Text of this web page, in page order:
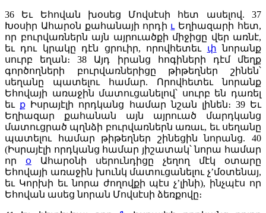
36 Եւ Եհովան խօսեց Մովսէսի հետ ասելով.37
Խօսիր Ահարօն քահանայի որդի ւ Եղիազարի հետ,
որ բուրվառներն այն այրուածքի միջիցը վեր առնէ,
եւ դու կրակը դէն ցրուիր, որովհետեւ փ նորանք
սուրբ եղան։38
Այդ իրանց հոգիների դէմ մեղք
գործողների բուրվառներիցը թիթեղներ շինեն՝
սեղանը պատելու համար. Որովհետեւ նորանք
Եհովայի առաջին մատուցանելով՝ սուրբ են դառել
եւ ք Իսրայէլի որդկանց համար նշան լինեն։ 39 Եւ
Եղիազար քահանան այն այրուած մարդկանց
մատուցրած պղնձի բուրվառներն առաւ, եւ սեղանը
պատելու համար թիթեղներ շինեցին նորանց. 40
(Իսրայէլի որդկանց համար յիշատակ՝ նորա համար
որ օ
Ահարօնի սերունդիցը չեղող մէկ օտարը
Եհովայի առաջին խունկ մատուցանելու չ’մօտենայ,
եւ Կորխի եւ նորա ժողովքի պէս չ’լինի), ինչպէս որ
Եհովան ասեց նորան Մովսէսի ձեռքովը։